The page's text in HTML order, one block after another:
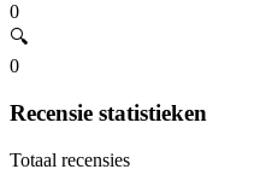
0
🔍
0
Recensie statistieken
Totaal recensies